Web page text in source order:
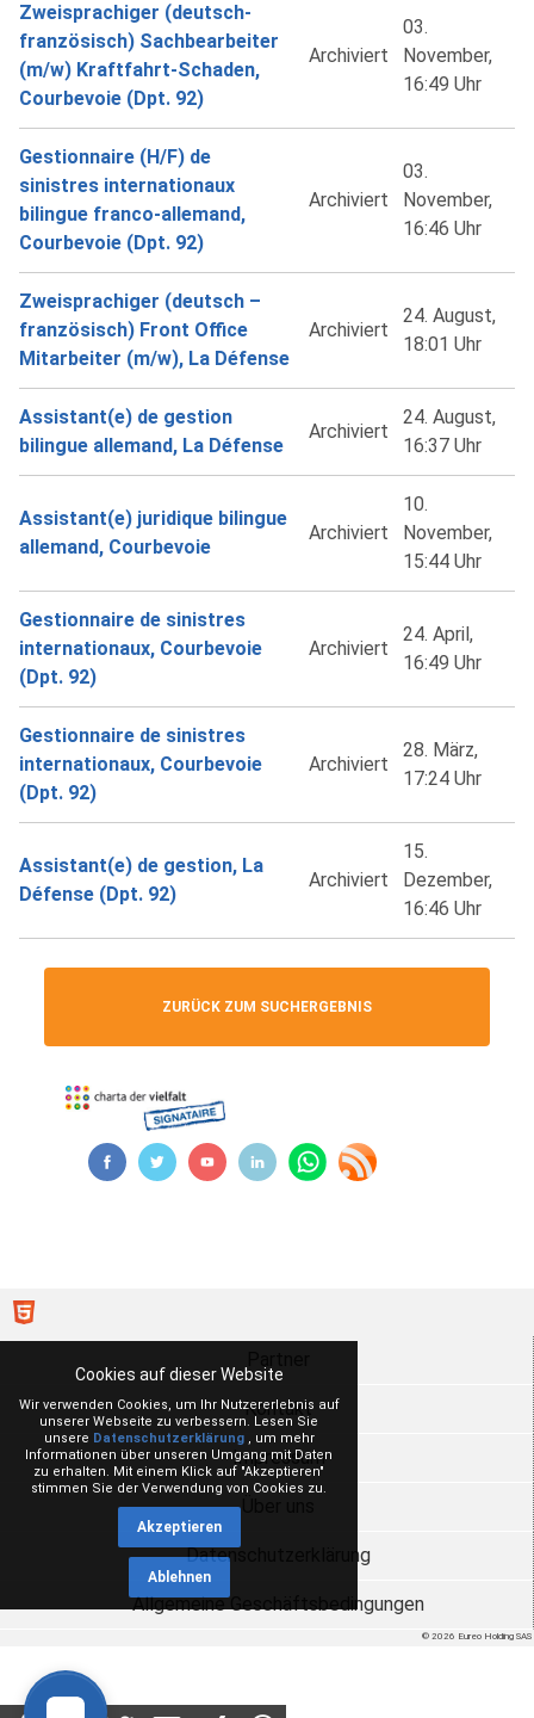
Zweisprachiger (deutsch-
französisch) Sachbearbeiter
(m/w) Kraftfahrt-Schaden,
Courbevoie (Dpt. 92)
Archiviert
03.
November,
16:49 Uhr
Gestionnaire (H/F) de
sinistres internationaux
bilingue franco-allemand,
Courbevoie (Dpt. 92)
Archiviert
03.
November,
16:46 Uhr
Zweisprachiger (deutsch –
französisch) Front Office
Mitarbeiter (m/w), La Défense
Archiviert
24. August,
18:01 Uhr
Assistant(e) de gestion
bilingue allemand, La Défense
Archiviert
24. August,
16:37 Uhr
Assistant(e) juridique bilingue
allemand, Courbevoie
Archiviert
10.
November,
15:44 Uhr
Gestionnaire de sinistres
internationaux, Courbevoie
(Dpt. 92)
Archiviert
24. April,
16:49 Uhr
Gestionnaire de sinistres
internationaux, Courbevoie
(Dpt. 92)
Archiviert
28. März,
17:24 Uhr
Assistant(e) de gestion, La
Défense (Dpt. 92)
Archiviert
15.
Dezember,
16:46 Uhr
ZURÜCK ZUM SUCHERGEBNIS
Cookies auf dieser Website
Wir verwenden Cookies, um Ihr Nutzererlebnis auf
unserer Webseite zu verbessern. Lesen Sie
unsere Datenschutzerklärung, um mehr
Informationen über unseren Umgang mit Daten
zu erhalten. Mit einem Klick auf "Akzeptieren"
stimmen Sie der Verwendung von Cookies zu.
Akzeptieren
Ablehnen
© 2026 Eureo Holding SAS
Kontakt
Impressum
Datenschutzerklärung
Allgemeine Geschäftsbedingungen